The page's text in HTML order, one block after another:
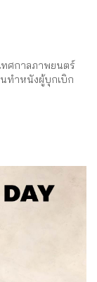
ทศกาลภาพยนตร์
ทำหนังผู้บุกเบิก